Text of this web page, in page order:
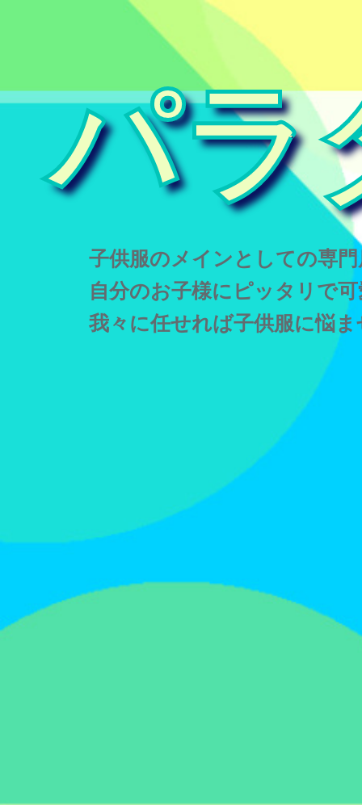
パラ
子供服のメインとしての専
自分のお子様にピッタリで
我々に任せれば子供服に悩